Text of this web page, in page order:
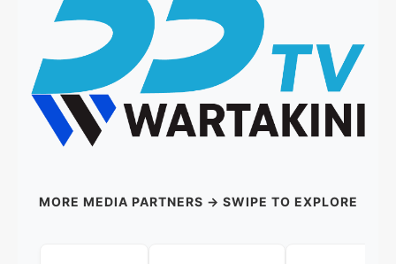
MORE MEDIA PARTNERS → SWIPE TO EXPLORE